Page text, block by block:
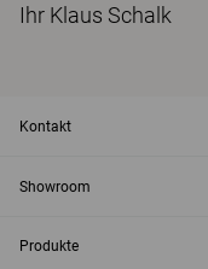
Ihr Klaus Schalk
Kontakt
Showroom
Produkte